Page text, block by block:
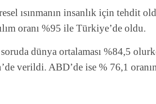
ısınmanın insanlık için tehdit
oranı %95 ile Türkiye’de oldu.
dünya ortalaması %84,5
verildi. ABD’de ise % 76,1